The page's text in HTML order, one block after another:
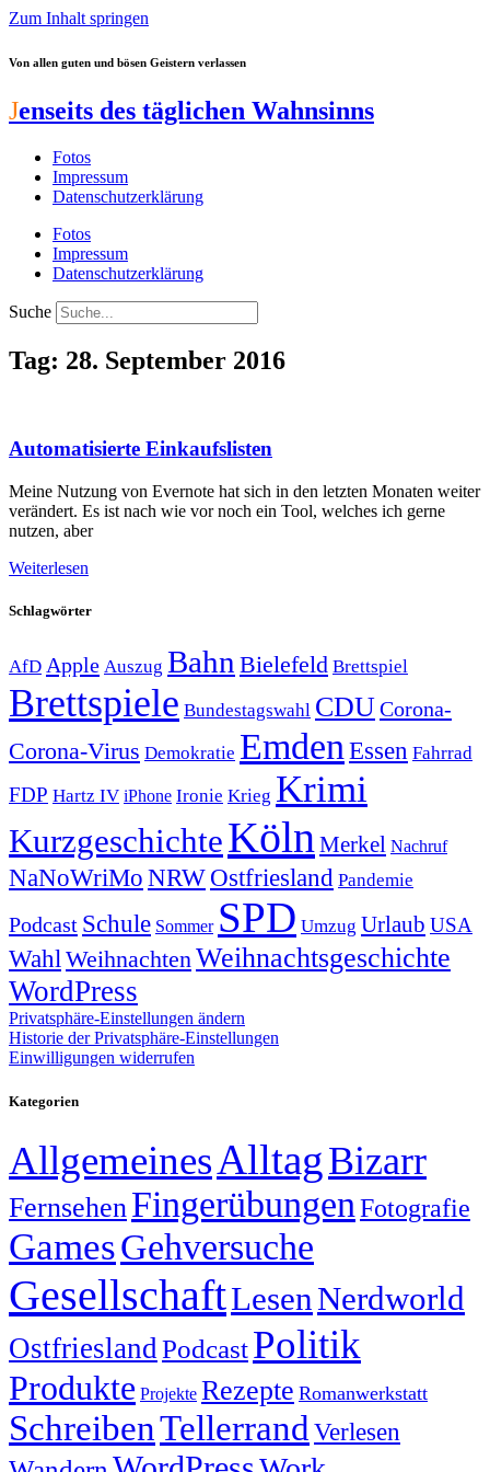
Zum Inhalt springen
Von allen guten und bösen Geistern verlassen
Jenseits des täglichen Wahnsinns
Fotos
Impressum
Datenschutzerklärung
Fotos
Impressum
Datenschutzerklärung
Suche
Tag: 28. September 2016
Automatisierte Einkaufslisten
Meine Nutzung von Evernote hat sich in den letzten Monaten weiter
verändert. Es ist nach wie vor noch ein Tool, welches ich gerne
nutzen, aber
Weiterlesen
Schlagwörter
AfD Apple Auszug Bahn Bielefeld Brettspiel
Brettspiele Bundestagswahl CDUCorona-
Corona-Virus Demokratie EmdenEssen Fahrrad
FDP Hartz IV iPhone Ironie Krieg Krimi
KurzgeschichteKölnMerkel Nachruf
NaNoWriMo NRWOstfriesland Pandemie
Podcast Schule Sommer SPD Umzug Urlaub USA
WahlWeihnachtenWeihnachtsgeschichte
WordPress
Privatsphäre-Einstellungen ändern
Historie der Privatsphäre-Einstellungen
Einwilligungen widerrufen
Kategorien
AllgemeinesAlltagBizarr
Fernsehen Fingerübungen Fotografie
GamesGehversuche
GesellschaftLesen Nerdworld
Ostfriesland PodcastPolitik
Produkte Projekte Rezepte Romanwerkstatt
SchreibenTellerrand Verlesen